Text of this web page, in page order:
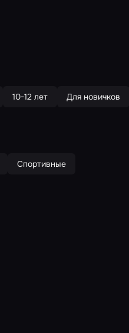
10-12 лет Для новичков
Спортивные